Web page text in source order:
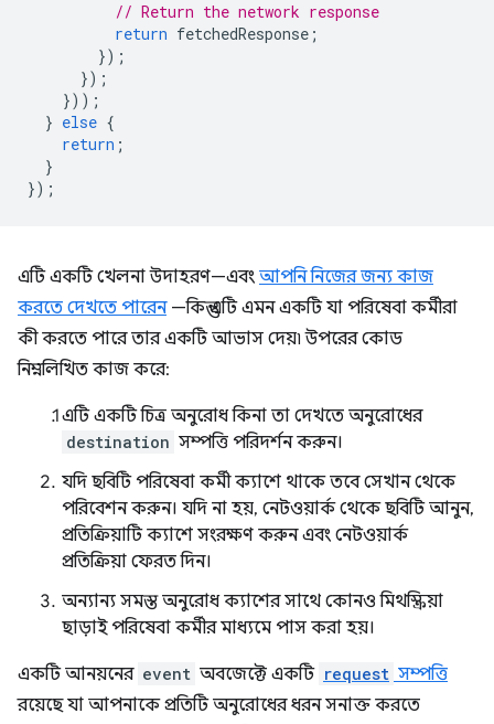
// Return the network response
return fetchedResponse ;
});
});
}));
} else {
return ;
}
});
এটি একটি খেলনা উদাহরণ—এবং আপনি নিজের জন্য কাজ
করতে দেখতে পারেন—কিন্তু এটি এমন একটি যা পরিষেবা কর্মীরা
কী করতে পারে তার একটি আভাস দেয়৷ উপরের কোড
নিম্নলিখিত কাজ করে:
এটি একটি চিত্র অনুরোধ কিনা তা দেখতে অনুরোধের
destination সম্পত্তি পরিদর্শন করুন।
যদি ছবিটি পরিষেবা কর্মী ক্যাশে থাকে তবে সেখান থেকে
পরিবেশন করুন। যদি না হয়, নেটওয়ার্ক থেকে ছবিটি আনুন,
প্রতিক্রিয়াটি ক্যাশে সংরক্ষণ করুন এবং নেটওয়ার্ক
প্রতিক্রিয়া ফেরত দিন।
অন্যান্য সমস্ত অনুরোধ ক্যাশের সাথে কোনও মিথস্ক্রিয়া
ছাড়াই পরিষেবা কর্মীর মাধ্যমে পাস করা হয়।
একটি আনয়নের event অবজেক্টে একটি request সম্পত্তি
রয়েছে যা আপনাকে প্রতিটি অনুরোধের ধরন সনাক্ত করতে